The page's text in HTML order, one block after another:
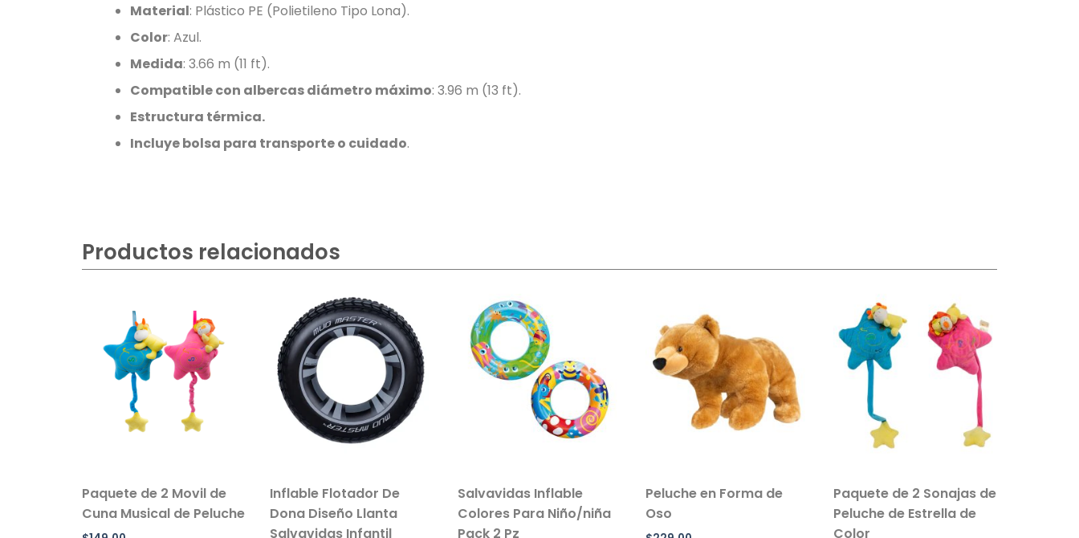
Material: Plástico PE (Polietileno Tipo Lona).
Color: Azul.
Medida: 3.66 m (11 ft).
Compatible con albercas diámetro máximo: 3.96 m (13 ft).
Estructura térmica.
Incluye bolsa para transporte o cuidado.
Productos relacionados
Paquete de 2 Movil de
Cuna Musical de Peluche
Inflable Flotador De
Dona Diseño Llanta
Salvavidas Infantil
Salvavidas Inflable
Colores Para Niño/niña
Pack 2 Pz
Peluche en Forma de
Oso
Paquete de 2 Sonajas de
Peluche de Estrella de
Color